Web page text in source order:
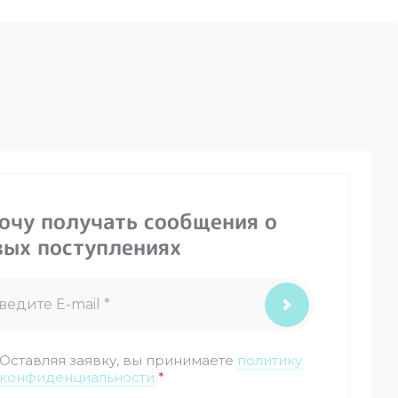
получать сообщения о
поступлениях
Оставляя заявку, вы принимаете политику
конфиденциальности *